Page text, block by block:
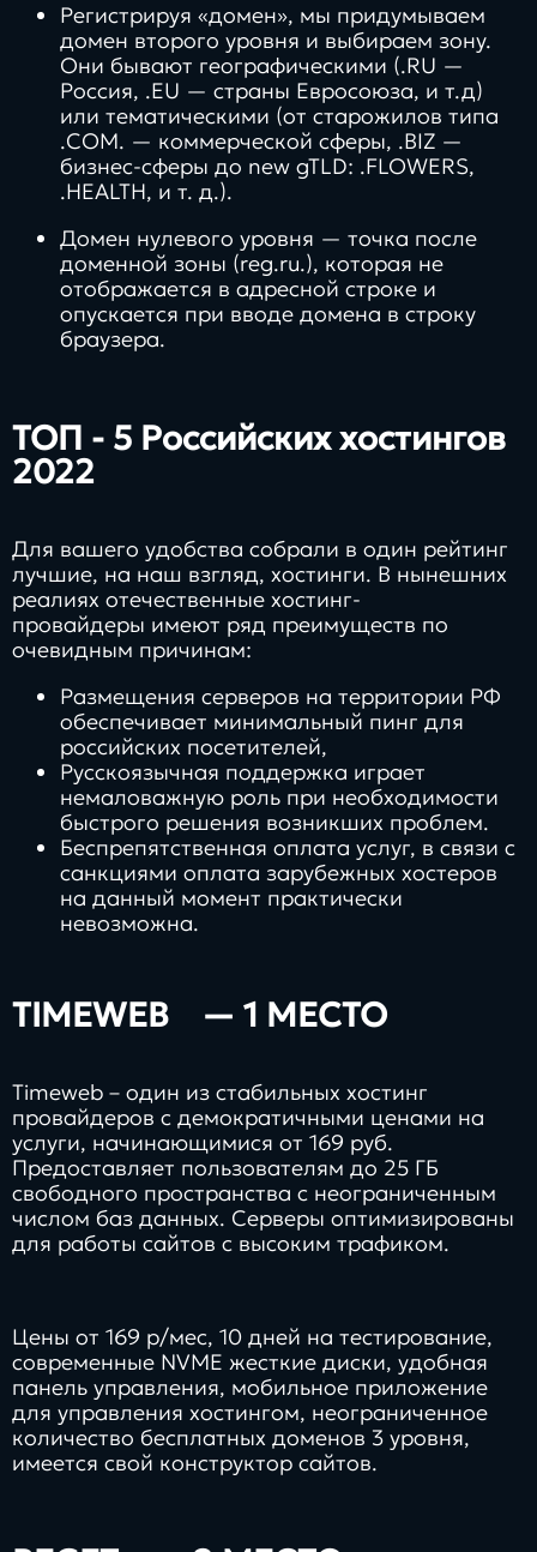
Регистрируя «домен», мы придумываем
домен второго уровня и выбираем зону.
Они бывают географическими (.RU —
Россия, .EU — страны Евросоюза, и т.д)
или тематическими (от старожилов типа
.COM. — коммерческой сферы, .BIZ —
бизнес-сферы до new gTLD: .FLOWERS,
.HEALTH, и т. д.).
Домен нулевого уровня — точка после
доменной зоны (reg.ru.), которая не
отображается в адресной строке и
опускается при вводе домена в строку
браузера.
ТОП - 5 Российских хостингов
2022
Для вашего удобства собрали в один рейтинг
лучшие, на наш взгляд, хостинги. В нынешних
реалиях отечественные хостинг-
провайдеры имеют ряд преимуществ по
очевидным причинам:
Размещения серверов на территории РФ
обеспечивает минимальный пинг для
российских посетителей,
Русскоязычная поддержка играет
немаловажную роль при необходимости
быстрого решения возникших проблем.
Беспрепятственная оплата услуг, в связи с
санкциями оплата зарубежных хостеров
на данный момент практически
невозможна.
TIMEWEB — 1 МЕСТО
Timeweb – один из стабильных хостинг
провайдеров с демократичными ценами на
услуги, начинающимися от 169 руб.
Предоставляет пользователям до 25 ГБ
свободного пространства с неограниченным
числом баз данных. Серверы оптимизированы
для работы сайтов с высоким трафиком.
Цены от 169 р/мес, 10 дней на тестирование,
современные NVME жесткие диски, удобная
панель управления, мобильное приложение
для управления хостингом, неограниченное
количество бесплатных доменов 3 уровня,
имеется свой конструктор сайтов.